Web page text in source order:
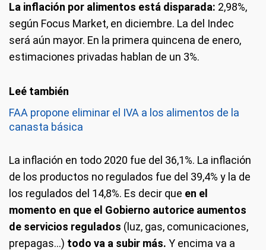
La inflación por alimentos está disparada: 2,98%,
según Focus Market, en diciembre. La del Indec
será aún mayor. En la primera quincena de enero,
estimaciones privadas hablan de un 3%.
FAA propone eliminar el IVA a los alimentos de la
canasta básica
La inflación en todo 2020 fue del 36,1%. La inflación
de los productos no regulados fue del 39,4% y la de
los regulados del 14,8%. Es decir que en el
momento en que el Gobierno autorice aumentos
de servicios regulados (luz, gas, comunicaciones,
prepagas...) todo va a subir más. Y encima va a